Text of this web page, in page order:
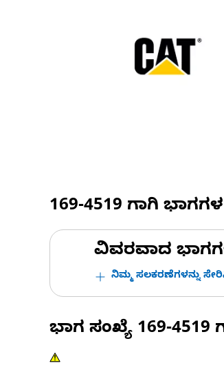
169-4519 ಗಾಗಿ
ವಿವರವಾದ ಭಾಗಗಳ
ನಿಮ್ಮ ಸಲಕರಣೆಗಳನ್ನು
ಭಾಗ ಸಂಖ್ಯೆ 169-4519